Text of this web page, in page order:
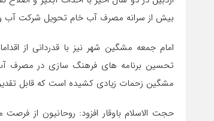
بیش از سرانه مصرف آب خام تحویل شرکت آب و
امام جمعه مشگین شهر نیز با قدردانی از
تحسین برنامه های فرهنگ سازی در مصرف
مشگین زحمات زیادی کشیده است که قابل
حجت الاسلام باوقار افزود: روحانیون از